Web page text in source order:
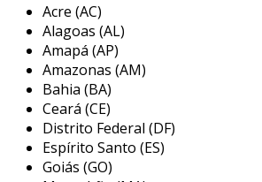
confere ao material uma resistência
adequada e uma excelente capacidade
conformação. além disso, o sae 1020 é
conhecido por sua soldabilidade e
usinabilidade.
características principais
as características do aço sae 1020
Acre (AC)
Alagoas (AL)
Amapá (AP)
Amazonas (AM)
Bahia (BA)
Ceará (CE)
Distrito Federal (DF)
Espírito Santo (ES)
Goiás (GO)